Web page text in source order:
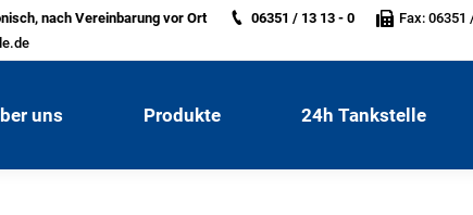
nach Vereinbarung vor Ort 06351 / 13 13 - 0
Fax: 06351
uns Produkte 24h Tankstelle
Über uns